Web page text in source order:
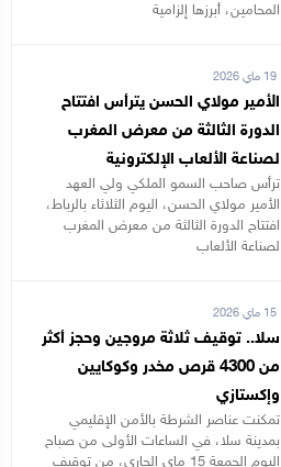
المحامين، أبرزها إلزامية
19 ماي 2026
الأمير مولاي الحسن يترأس افتتاح
الدورة الثالثة من معرض المغرب
لصناعة الألعاب الإلكترونية
ترأس صاحب السمو الملكي ولي العهد
الأمير مولاي الحسن، اليوم الثلاثاء بالرباط،
افتتاح الدورة الثالثة من معرض المغرب
لصناعة الألعاب
15 ماي 2026
سلا.. توقيف ثلاثة مروجين وحجز أكثر
من 4300 قرص مخدر وكوكايين
وإكستازي
تمكنت عناصر الشرطة بالأمن الإقليمي
بمدينة سلا، في الساعات الأولى من صباح
اليوم الجمعة 15 ماي الجاري، من توقيف